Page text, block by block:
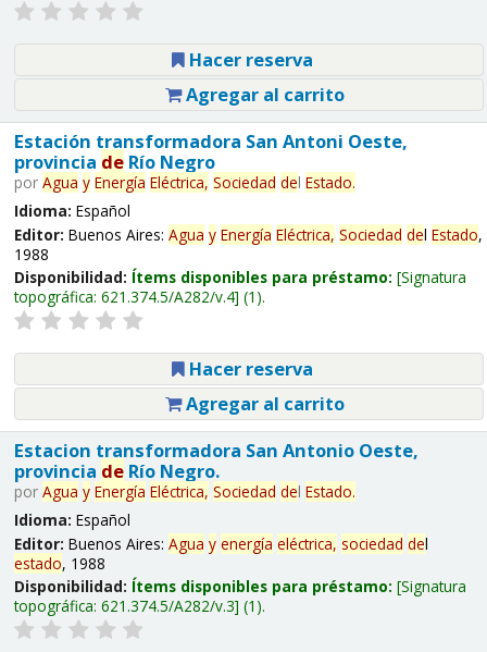
Hacer reserva
Agregar al carrito
Estación transformadora San Antoni Oeste,
provincia deRío Negro
por Agua y Energía Eléctrica, Sociedad del Estado.
Idioma: Español
Editor: Buenos Aires: Agua y Energía Eléctrica, Sociedad del Estado,
1988
Disponibilidad: Ítems disponibles para préstamo: Signatura
topográfica: 621.374.5/A282/v.4 (1).
Hacer reserva
Agregar al carrito
Estacion transformadora San Antonio Oeste,
provincia deRío Negro.
por Agua y Energía Eléctrica, Sociedad del Estado.
Idioma: Español
Editor: Buenos Aires: Agua y energía eléctrica, sociedad del
estado, 1988
Disponibilidad: Ítems disponibles para préstamo: Signatura
topográfica: 621.374.5/A282/v.3 (1).